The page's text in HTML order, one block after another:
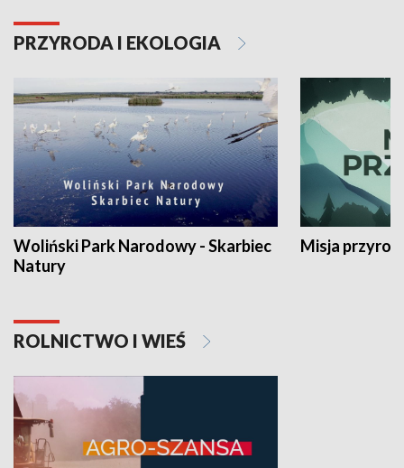
PRZYRODA I EKOLOGIA
Woliński Park Narodowy - Skarbiec
Natury
Misja
ROLNICTWO I WIEŚ